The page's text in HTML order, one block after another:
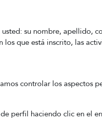
su nombre,
que está inscrito, las
controlar los aspectos
perfil haciendo clic en el